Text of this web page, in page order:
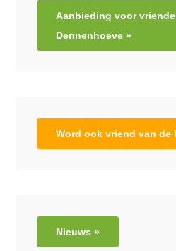
Aanbieding voor
Dennenhoeve »
Word ook vriend van de
Nieuws »